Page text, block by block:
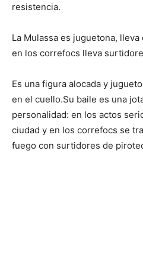
resistencia.
La Mulassa es juguetona,
en los correfocs lleva
Es una figura alocada y
en el cuello.Su baile es una
personalidad: en los actos
ciudad y en los correfocs se
fuego con surtidores de